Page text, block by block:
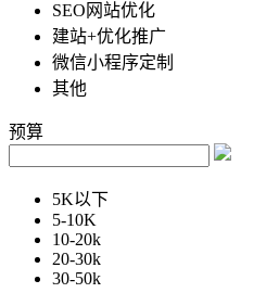
SEO网站优化
建站+优化推广
微信小程序定制
其他
预算
5K以下
5-10K
10-20k
20-30k
30-50k